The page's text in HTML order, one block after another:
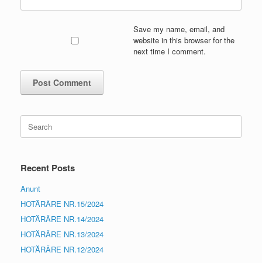
Save my name, email, and
website in this browser for the
next time I comment.
for:
Recent Posts
Anunt
HOTĂRÂRE NR.15/2024
HOTĂRÂRE NR.14/2024
HOTĂRÂRE NR.13/2024
HOTĂRÂRE NR.12/2024